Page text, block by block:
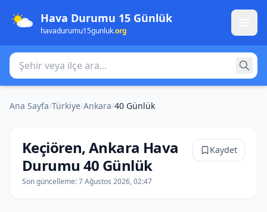
Hava Durumu 15 Günlük
havadurumu15gunluk.org
Şehir veya ilçe ara
Ana Sayfa/Türkiye/Ankara/40 Günlük
Keçiören, Ankara Hava
Durumu 40 Günlük
Son güncelleme:7 Ağustos 2026, 02:47
Kaydet